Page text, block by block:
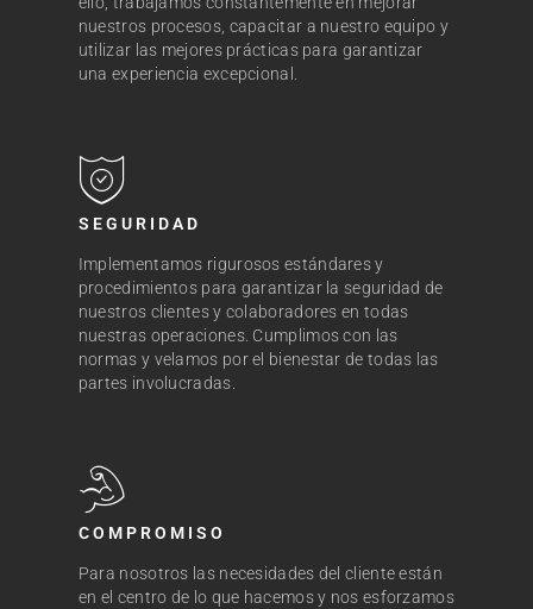
nuestros procesos, capacitar a nuestro equipo y
utilizar las mejores prácticas para garantizar
una experiencia excepcional.
SEGURIDAD
Implementamos rigurosos estándares y
procedimientos para garantizar la seguridad de
nuestros clientes y colaboradores en todas
nuestras operaciones. Cumplimos con las
normas y velamos por el bienestar de todas las
partes involucradas.
COMPROMISO
Para nosotros las necesidades del cliente están
en el centro de lo que hacemos y nos esforzamos